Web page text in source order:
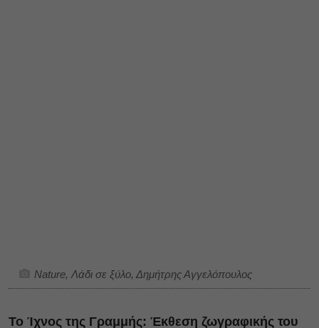
Nature, Λάδι σε ξύλο, Δημήτρης Αγγελόπουλος
Το Ίχνος της Γραμμής: Έκθεση ζωγραφικής του